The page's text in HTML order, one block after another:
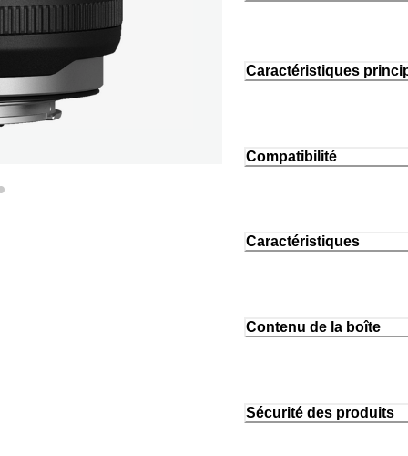
Caractéristiques
Compatibilité
Caractéristiques
Contenu de la boîte
Sécurité des produits